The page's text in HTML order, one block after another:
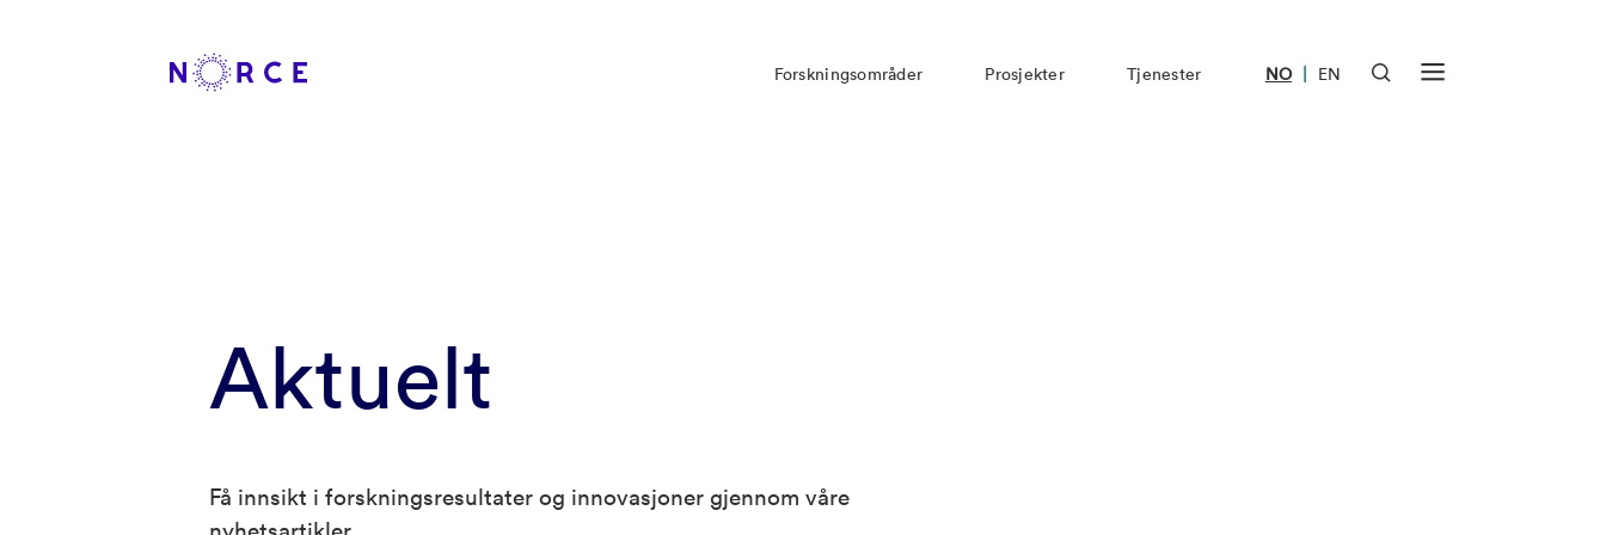
Forskningsområder Prosjekter Tjenester NO | EN
Aktuelt
Få innsikt i forskningsresultater og innovasjoner gjennom våre